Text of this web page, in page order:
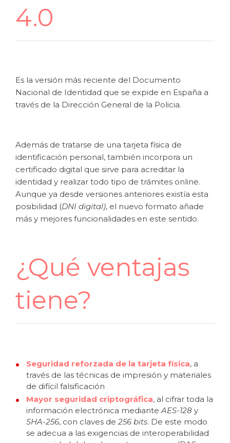
4.0
Es la versión más reciente del Documento
Nacional de Identidad que se expide en España a
través de la Dirección General de la Policia.
Además de tratarse de una tarjeta física de
identificación personal, también incorpora un
certificado digital que sirve para acreditar la
identidad y realizar todo tipo de trámites online.
Aunque ya desde versiones anteriores existía esta
posibilidad (DNI digital), el nuevo formato añade
más y mejores funcionalidades en este sentido.
¿Qué ventajas
tiene?
Seguridad reforzada de la tarjeta física, a
través de las técnicas de impresión y materiales
de difícil falsificación
Mayor seguridad criptográfica, al cifrar toda la
información electrónica medianteAES-128 y
SHA-256, con claves de 256 bits. De este modo
se adecua a las exigencias de interoperabilidad